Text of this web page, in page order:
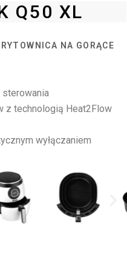
Q50 XL
NA GORĄCE
z technologią Heat2Flow
wyłączaniem